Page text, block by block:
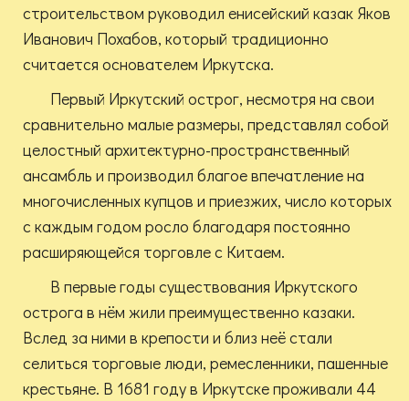
строительством руководил енисейский казак Яков
Иванович Похабов, который традиционно
считается основателем Иркутска.
Первый Иркутский острог, несмотря на свои
сравнительно малые размеры, представлял собой
целостный архитектурно-пространственный
ансамбль и производил благое впечатление на
многочисленных купцов и приезжих, число которых
с каждым годом росло благодаря постоянно
расширяющейся торговле с Китаем.
В первые годы существования Иркутского
острога в нём жили преимущественно казаки.
Вслед за ними в крепости и близ неё стали
селиться торговые люди, ремесленники, пашенные
крестьяне. В 1681 году в Иркутске проживали 44